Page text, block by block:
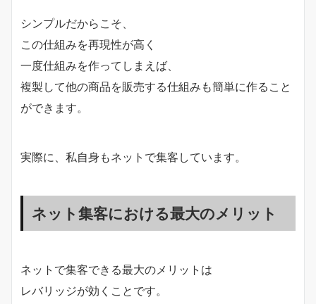
シンプルだからこそ、
この仕組みを再現性が高く
一度仕組みを作ってしまえば、
複製して他の商品を販売する仕組みも簡単に作ること
ができます。
実際に、私自身もネットで集客しています。
ネット集客における最大のメリット
ネットで集客できる最大のメリットは
レバリッジが効くことです。